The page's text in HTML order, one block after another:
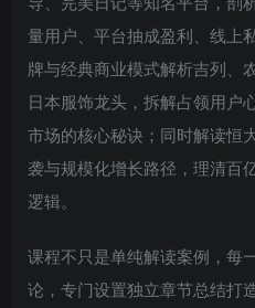
量用户、平台抽成盈利、线上
牌与经典商业模式解析吉列、
日本服饰龙头，拆解占领用户
市场的核心秘诀；同时解读恒
袭与规模化增长路径，理清百
逻辑。
课程不只是单纯解读案例，每
论，专门设置独立章节总结打